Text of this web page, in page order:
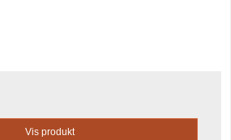
Vis produkt